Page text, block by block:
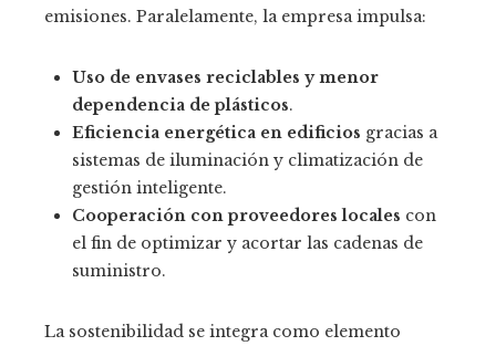
emisiones. Paralelamente, la empresa impulsa:
Uso de envases reciclables y menor
dependencia de plásticos.
Eficiencia energética en edificios gracias a
sistemas de iluminación y climatización de
gestión inteligente.
Cooperación con proveedores locales con
el fin de optimizar y acortar las cadenas de
suministro.
La sostenibilidad se integra como elemento